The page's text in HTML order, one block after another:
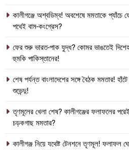
কালীগঞ্জে অশ্বডিম্ব! অবশেষে মমতাকে প্যাঁচে
পথেই বাম-কংগ্রেস?
ফের শুরু ভারত-পাক যুদ্ধ? কোমর ভাঙতেই
হুমকি পাকিস্তানের!
শেষ পর্যন্ত বাংলাদেশের সঙ্গে বৈঠক মমতার!
শুভেন্দু!
তৃণমূলের খেলা শেষ? কালীগঞ্জের ফলাফলের
চড়কগাছ মমতার?
কালীগঞ্জ নিয়ে যথেষ্ট টেনশনে তৃণমূল! ফলাফল